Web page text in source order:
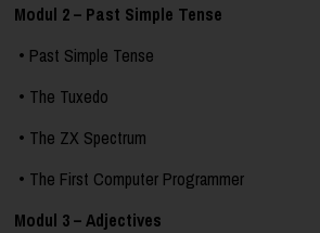
Modul 2 – Past Simple Tense
• Past Simple Tense
• The Tuxedo
• The ZX Spectrum
• The First Computer Programmer
Modul 3 – Adjectives